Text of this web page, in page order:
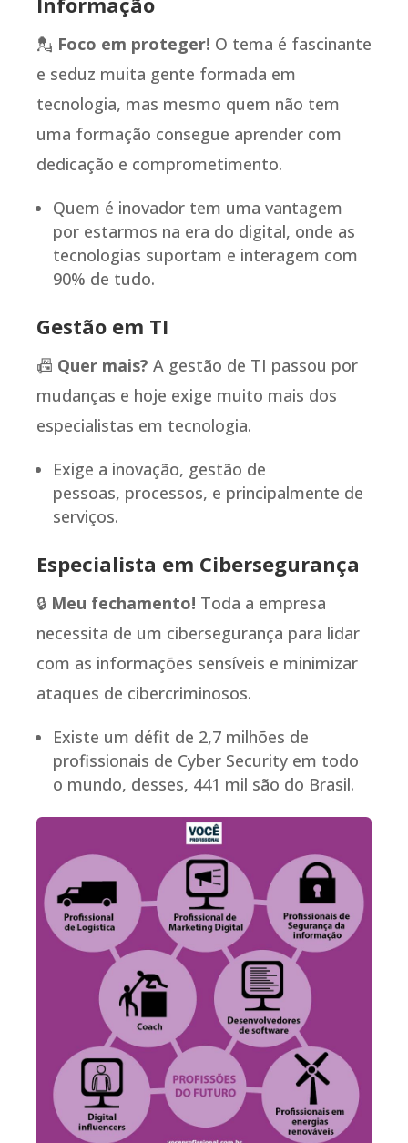
💂 Foco em proteger! O tema é fascinante
e seduz muita gente formada em
tecnologia, mas mesmo quem não tem
uma formação consegue aprender com
dedicação e comprometimento.
Quem é inovador tem uma vantagem
por estarmos na era do digital, onde as
tecnologias suportam e interagem com
90% de tudo.
Gestão em TI
📠 Quer mais? A gestão de TI passou por
mudanças e hoje exige muito mais dos
especialistas em tecnologia.
Exige a inovação, gestão de
pessoas, processos, e principalmente de
serviços.
Especialista em Cibersegurança
🔒 Meu fechamento! Toda a empresa
necessita de um cibersegurança para lidar
com as informações sensíveis e minimizar
ataques de cibercriminosos.
Existe um défit de 2,7 milhões de
profissionais de Cyber Security em todo
o mundo, desses, 441 mil são do Brasil.